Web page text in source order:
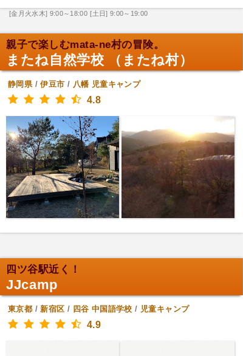
[金月火水木] 9:00～18:00 [土日] 9:00～19:00
親子で楽しむmata-ne村の冒険。
またね自然学校 （またね村）
静岡県/伊豆市 / 八幡 児童キャンプ
4.8
四ツ谷駅近く！
JJcamp
東京都 /新宿区 / 四谷 中国語学校 / 児童キャンプ
4.9